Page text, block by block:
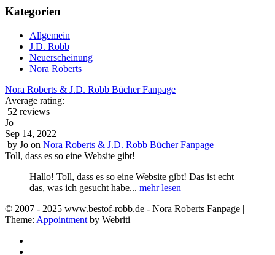
Kategorien
Allgemein
J.D. Robb
Neuerscheinung
Nora Roberts
Nora Roberts & J.D. Robb Bücher Fanpage
Average rating:
52 reviews
Jo
Sep 14, 2022
by Jo on Nora Roberts & J.D. Robb Bücher Fanpage
Toll, dass es so eine Website gibt!
Hallo! Toll, dass es so eine Website gibt! Das ist echt
das, was ich gesucht habe... mehr lesen
© 2007 - 2025 www.bestof-robb.de - Nora Roberts Fanpage |
Theme: Appointment by Webriti